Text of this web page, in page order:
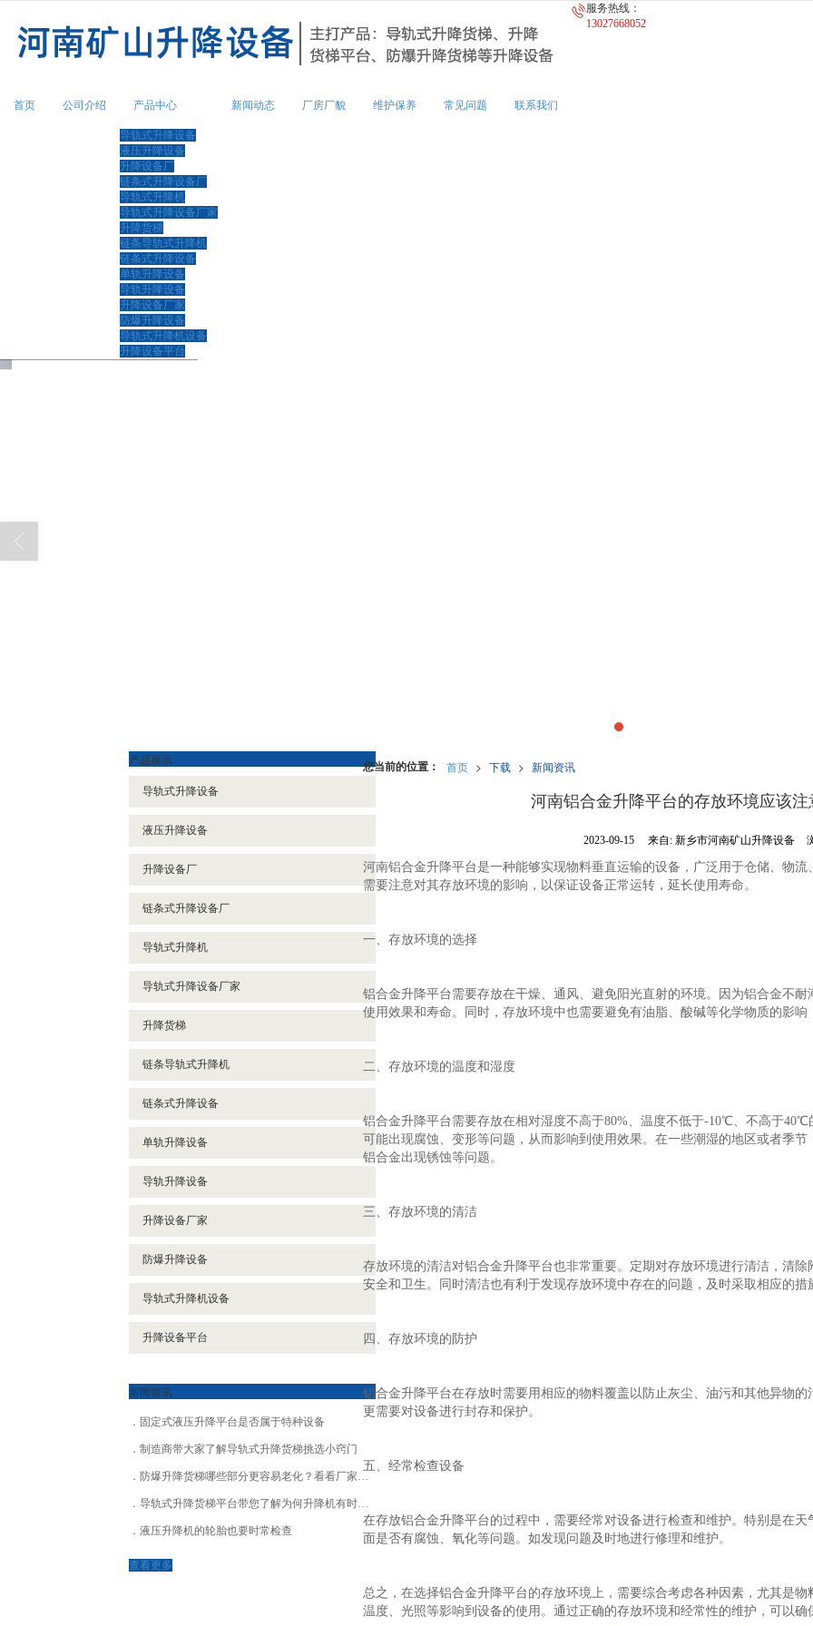
很遗憾，因您的浏览器版本过低导致无法获得最佳浏览体验，推荐下载安装谷歌浏览器！
服务热线：
13027668052
首页 公司介绍 产品中心
导轨式升降设备
液压升降设备
升降设备厂
链条式升降设备厂
导轨式升降机
导轨式升降设备厂家
升降货梯
链条导轨式升降机
链条式升降设备
单轨升降设备
导轨升降设备
升降设备厂家
防爆升降设备
导轨式升降机设备
升降设备平台
新闻动态 厂房厂貌 维护保养 常见问题 联系我们
您当前的位置： 首页 > 下载 > 新闻资讯
河南铝合金升降平台的存放环境应该注
2023-09-15 来自:新乡市河南矿山升降设备
河南铝合金升降平台是一种能够实现物料垂直运输的设备，广泛用于仓储、物
需要注意对其存放环境的影响，以保证设备正常运转，延长使用寿命。
一、存放环境的选择
铝合金升降平台需要存放在干燥、通风、避免阳光直射的环境。因为铝合金不
使用效果和寿命。同时，存放环境中也需要避免有油脂、酸碱等化学物质的影响
二、存放环境的温度和湿度
铝合金升降平台需要存放在相对湿度不高于80%、温度不低于-10℃、不高于
可能出现腐蚀、变形等问题，从而影响到使用效果。在一些潮湿的地区或者季
铝合金出现锈蚀等问题。
三、存放环境的清洁
存放环境的清洁对铝合金升降平台也非常重要。定期对存放环境进行清洁，清
安全和卫生。同时清洁也有利于发现存放环境中存在的问题，及时采取相应的措
四、存放环境的防护
铝合金升降平台在存放时需要用相应的物料覆盖以防止灰尘、油污和其他异物的
更需要对设备进行封存和保护。
五、经常检查设备
在存放铝合金升降平台的过程中，需要经常对设备进行检查和维护。特别是在
面是否有腐蚀、氧化等问题。如发现问题及时地进行修理和维护。
总之，在选择铝合金升降平台的存放环境上，需要综合考虑各种因素，尤其是物
温度、光照等影响到设备的使用。通过正确的存放环境和经常性的维护，可以确
产品展示
导轨式升降设备
液压升降设备
升降设备厂
链条式升降设备厂
导轨式升降机
导轨式升降设备厂家
升降货梯
链条导轨式升降机
链条式升降设备
单轨升降设备
导轨升降设备
升降设备厂家
防爆升降设备
导轨式升降机设备
升降设备平台
新闻资讯
固定式液压升降平台是否属于特种设备
制造商带大家了解导轨式升降货梯挑选小窍门
防爆升降货梯哪些部分更容易老化？看看厂家怎么说
导轨式升降货梯平台带您了解为何升降机有时升不起来
液压升降机的轮胎也要时常检查
查看更多